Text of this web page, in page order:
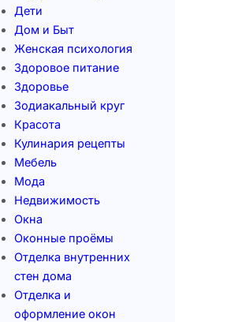
Дети
Дом и Быт
Женская психология
Здоровое питание
Здоровье
Зодиакальный круг
Красота
Кулинария рецепты
Мебель
Мода
Недвижимость
Окна
Оконные проёмы
Отделка внутренних
стен дома
Отделка и
оформление окон